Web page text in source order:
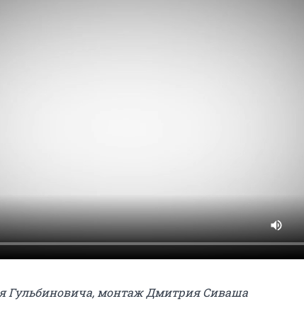
Гульбиновича, монтаж Дмитрия Сиваша